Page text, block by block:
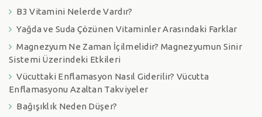
B3 Vitamini Nelerde Vardır?
Yağda ve Suda Çözünen Vitaminler Arasındaki Farklar
Magnezyum Ne Zaman İçilmelidir? Magnezyumun Sinir
Sistemi Üzerindeki Etkileri
Vücuttaki Enflamasyon Nasıl Giderilir? Vücutta
Enflamasyonu Azaltan Takviyeler
Bağışıklık Neden Düşer?